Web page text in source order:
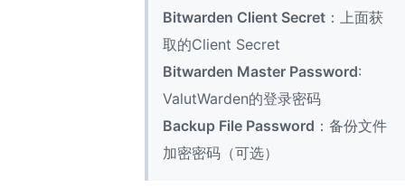
Bitwarden Client Secret ：上面获
取的Client Secret
Bitwarden Master Password:
ValutWarden的登录密码
Backup File Password ：备份文件
加密密码（可选）